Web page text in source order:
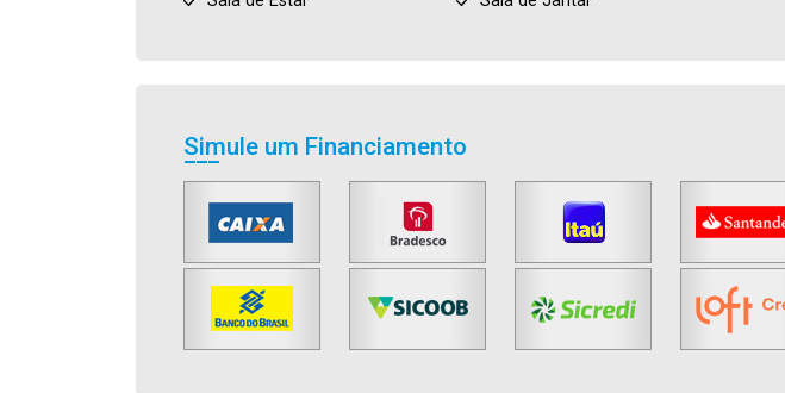
Simule um Financiamento